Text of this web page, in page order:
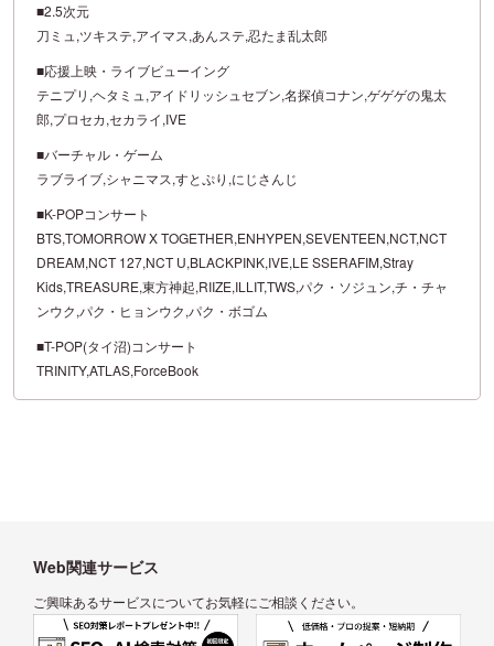
■2.5次元
刀ミュ,ツキステ,アイマス,あんステ,忍たま乱太郎
■応援上映・ライブビューイング
テニプリ,ヘタミュ,アイドリッシュセブン,名探偵コナン,ゲゲゲの鬼太
郎,プロセカ,セカライ,IVE
■バーチャル・ゲーム
ラブライブ,シャニマス,すとぷり,にじさんじ
■K-POPコンサート
BTS,TOMORROW X TOGETHER,ENHYPEN,SEVENTEEN,NCT,NCT
DREAM,NCT 127,NCT U,BLACKPINK,IVE,LE SSERAFIM,Stray
Kids,TREASURE,東方神起,RIIZE,ILLIT,TWS,パク・ソジュン,チ・チャ
ンウク,パク・ヒョンウク,パク・ボゴム
■T-POP(タイ沼)コンサート
TRINITY,ATLAS,ForceBook
Web関連サービス
ご興味あるサービスについてお気軽にご相談ください。